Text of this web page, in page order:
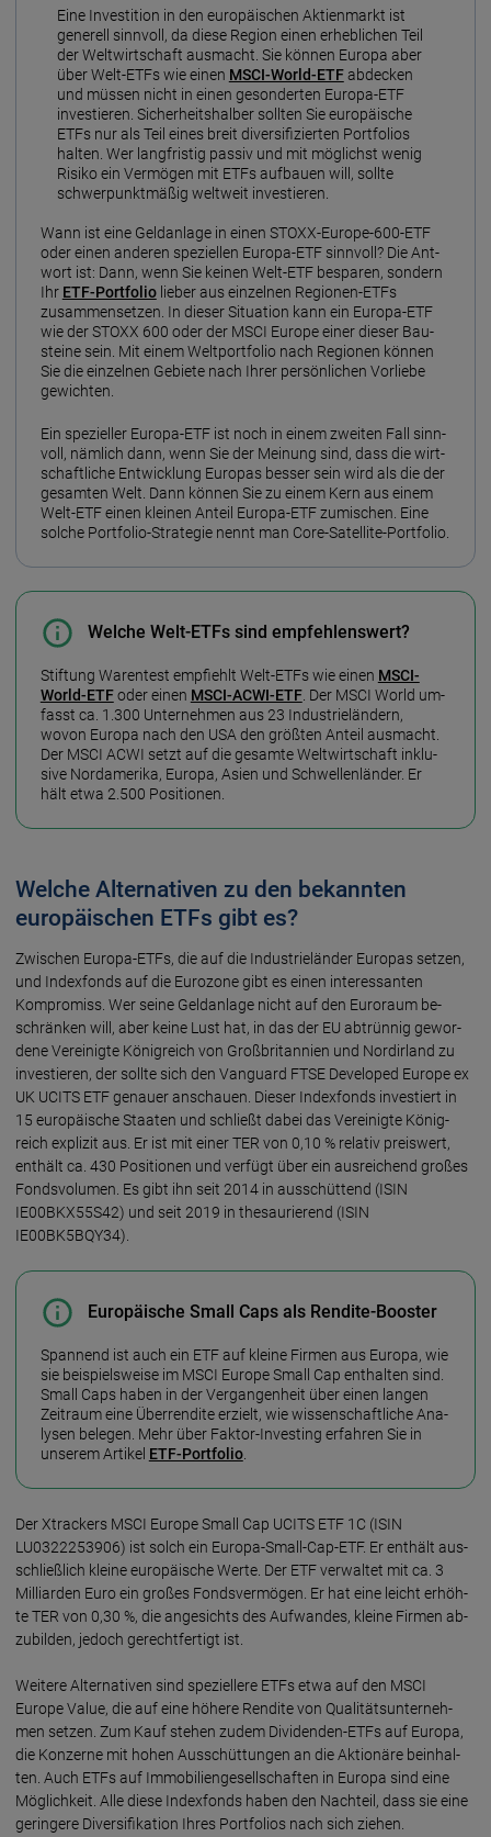
Eine Investi­tion in den euro­päi­schen Aktien­markt ist
generell sinn­voll, da diese Region einen erheb­li­chen Teil
der Welt­wirt­schaft aus­macht. Sie kön­nen Euro­pa aber
über Welt-ETFs wie einen MSCI-World-ETFab­decken
und müs­sen nicht in einen geson­der­ten Europa-ETF
inves­tie­ren. Sicherheits­halber sollten Sie euro­päi­sche
ETFs nur als Teil eines breit diversi­fi­zier­ten Port­folios
hal­ten. Wer lang­fris­tig passiv und mit mög­lichst wenig
Risiko ein Vermö­gen mit ETFs auf­bau­en will, soll­te
schwer­punkt­mäßig weltweit inves­tie­ren.
Wann ist eine Geldan­lage in einen STOXX-Europe-600-ETF
oder einen anderen speziellen Europa-ETF sinn­voll? Die Ant­
wort ist: Dann, wenn Sie keinen Welt-ETF be­sparen, son­dern
Ihr ETF-Port­foliolieber aus einzel­nen Regio­nen-ETFs
zusammen­setzen. In dieser Situation kann ein Europa-ETF
wie der STOXX 600 oder der MSCI Euro­pe einer dieser Bau­
steine sein. Mit einem Welt­port­folio nach Regio­nen kön­nen
Sie die einzel­nen Gebie­te nach Ihrer persön­li­chen Vor­liebe
gewich­ten.
Ein speziel­ler Europa-ETF ist noch in einem zwei­ten Fall sinn­
voll, näm­lich dann, wenn Sie der Mei­nung sind, dass die wirt­
schaft­liche Ent­wick­lung Euro­pas bes­ser sein wird als die der
gesam­ten Welt. Dann kön­nen Sie zu einem Kern aus einem
Welt-ETF einen klei­nen An­teil Europa-ETF zu­mischen. Eine
sol­che Port­folio-Strate­gie nennt man Core-Satel­lite-Port­folio.
Welche Welt-ETFs sind empfehlenswert?
Stiftung Waren­test empfiehlt Welt-ETFs wie einen MSCI-
World-ETFoder einen MSCI-ACWI-ETF. Der MSCI World um­
fasst ca. 1.300 Unter­neh­men aus 23 Indus­trie­län­dern,
wovon Euro­pa nach den USA den größ­ten An­teil aus­macht.
Der MSCI ACWI setzt auf die gesam­te Welt­wirt­schaft inklu­
sive Nord­ameri­ka, Europa, Asien und Schwellen­län­der. Er
hält etwa 2.500 Posi­tio­nen.
Welche Alternativen zu den bekannten
europäischen ETFs gibt es?
Zwischen Euro­pa-ETFs, die auf die Industrie­län­der Euro­pas set­zen,
und Index­fonds auf die Euro­zone gibt es einen interes­san­ten
Kompro­miss. Wer seine Geld­an­lage nicht auf den Euro­raum be­
schrän­ken will, aber keine Lust hat, in das der EU ab­trün­nig gewor­
dene Vereinig­te König­reich von Groß­britan­nien und Nord­ir­land zu
inves­tie­ren, der soll­te sich den Vanguard FTSE Developed Europe ex
UK UCITS ETF genau­er an­schau­en. Die­ser Index­fonds inves­tiert in
15 euro­päi­sche Staa­ten und schließt da­bei das Vereinig­te König­
reich ex­pli­zit aus. Er ist mit einer TER von 0,10 % rela­tiv preis­wert,
ent­hält ca. 430 Posi­tio­nen und ver­fügt über ein aus­rei­chend großes
Fonds­volu­men. Es gibt ihn seit 2014 in aus­schüt­tend (ISIN
IE00BKX55S42) und seit 2019 in thesau­rie­rend (ISIN
IE00BK5BQY34).
Europäische Small Caps als Rendite-Booster
Spannend ist auch ein ETF auf kleine Firmen aus Europa, wie
sie bei­spiels­weise im MSCI Europe Small Cap ent­hal­ten sind.
Small Caps haben in der Ver­gan­gen­heit über einen lan­gen
Zeit­raum eine Über­ren­di­te er­zielt, wie wissen­schaft­liche Ana­
lysen bele­gen. Mehr über Faktor-Inves­ting er­fah­ren Sie in
unse­rem Arti­kel ETF-Port­fo­lio.
Der Xtrackers MSCI Europe Small Cap UCITS ETF 1C (ISIN
LU0322253906) ist solch ein Europa-Small-Cap-ETF. Er ent­hält aus­
schließ­lich kleine euro­päi­sche Wer­te. Der ETF ver­wal­tet mit ca. 3
Milliarden Euro ein gro­ßes Fonds­ver­mö­gen. Er hat eine leicht er­höh­
te TER von 0,30 %, die an­ge­sichts des Auf­wan­des, kleine Fir­men ab­
zu­bil­den, je­doch ge­recht­fer­tigt ist.
Weite­re Alter­na­ti­ven sind speziel­lere ETFs etwa auf den MSCI
Europe Value, die auf eine höhe­re Ren­di­te von Quali­täts­unter­neh­
men set­zen. Zum Kauf ste­hen zudem Divi­den­den-ETFs auf Europa,
die Konzer­ne mit hohen Aus­schüttun­gen an die Aktio­näre bein­hal­
ten. Auch ETFs auf Immo­bilien­gesell­schaf­ten in Euro­pa sind eine
Mög­lich­keit. Alle diese Index­fonds haben den Nach­teil, dass sie eine
gerin­ge­re Diversi­fika­tion Ihres Port­folios nach sich zie­hen.